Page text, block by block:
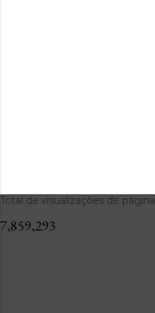
Total de visualizações de página
7,859,293